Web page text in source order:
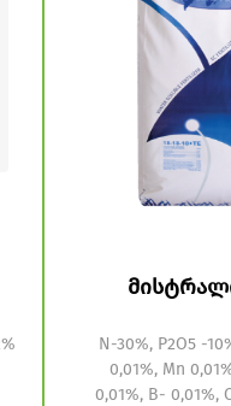
N-30%, P2O5 -
0,01%, Mn
0,01%, B- 0,01%,